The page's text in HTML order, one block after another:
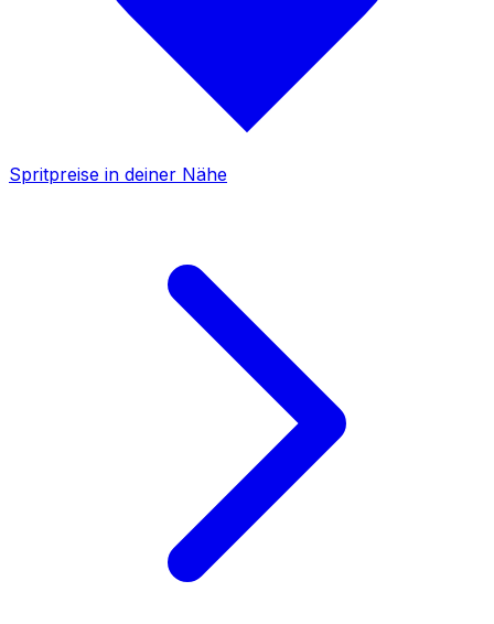
Spritpreise in deiner Nähe